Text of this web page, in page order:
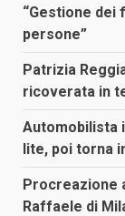
“Gestione dei
persone”
Patrizia
ricoverata in
Automobilista
lite, poi torna
Procreazione
Raffaele di